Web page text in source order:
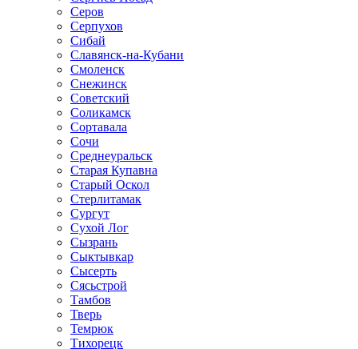
Серов
Серпухов
Сибай
Славянск-на-Кубани
Смоленск
Снежинск
Советский
Соликамск
Сортавала
Сочи
Среднеуральск
Старая Купавна
Старый Оскол
Стерлитамак
Сургут
Сухой Лог
Сызрань
Сыктывкар
Сысерть
Сясьстрой
Тамбов
Тверь
Темрюк
Тихорецк